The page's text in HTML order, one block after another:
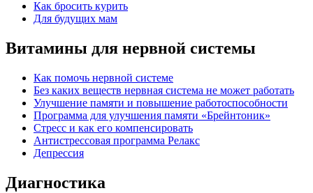
Как бросить курить
Для будущих мам
Витамины для нервной системы
Как помочь нервной системе
Без каких веществ нервная система не может работать
Улучшение памяти и повышение работоспособности
Программа для улучшения памяти «Брейнтоник»
Стресс и как его компенсировать
Антистрессовая программа Релакс
Депрессия
Диагностика